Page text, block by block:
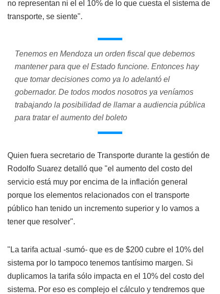
no representan ni el el 10% de lo que cuesta el sistema de
transporte, se siente".
Tenemos en Mendoza un orden fiscal que debemos
mantener para que el Estado funcione. Entonces hay
que tomar decisiones como ya lo adelantó el
gobernador. De todos modos nosotros ya veníamos
trabajando la posibilidad de llamar a audiencia pública
para tratar el aumento del boleto
Quien fuera secretario de Transporte durante la gestión de
Rodolfo Suarez detalló que "el aumento del costo del
servicio está muy por encima de la inflación general
porque los elementos relacionados con el transporte
público han tenido un incremento superior y lo vamos a
tener que resolver".
"La tarifa actual -sumó- que es de $200 cubre el 10% del
sistema por lo tampoco tenemos tantísimo margen. Si
duplicamos la tarifa sólo impacta en el 10% del costo del
sistema. Por eso es complejo el cálculo y tendremos que